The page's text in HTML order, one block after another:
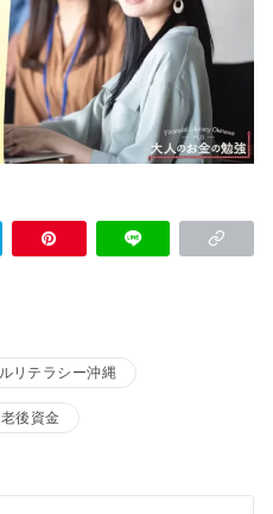
リテラシー沖縄
老後資金